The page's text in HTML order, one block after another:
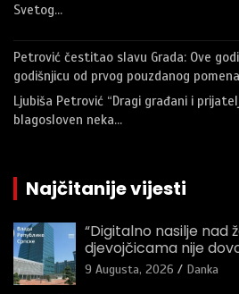
Svetog…
Petrović čestitao slavu Grada: Ove
godišnjicu od prvog pouzdanog
Ljubiša Petrović “Dragi građani i
blagosloven neka…
Najčitanije vijesti
“Digitalno nasilje nad
djevojčicama nije
9 Augusta, 2026 Danka